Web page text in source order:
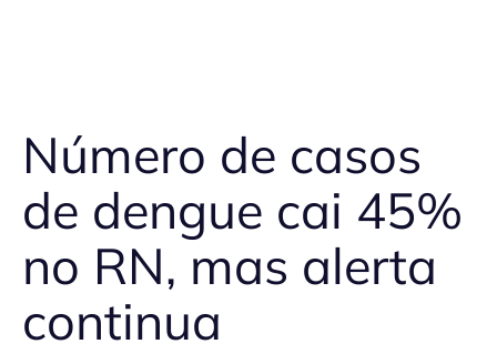
Número de casos
de dengue cai 45%
no RN, mas alerta
continua